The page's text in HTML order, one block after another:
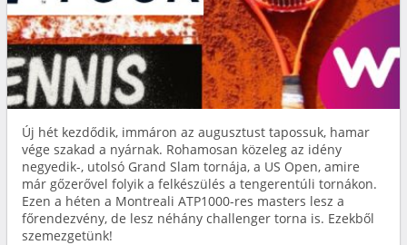
Új hét kezdődik, immáron az augusztust tapossuk, hamar
vége szakad a nyárnak. Rohamosan közeleg az idény
negyedik-, utolsó Grand Slam tornája, a US Open, amire
már gőzerővel folyik a felkészülés a tengerentúli tornákon.
Ezen a héten a Montreali ATP1000-res masters lesz a
főrendezvény, de lesz néhány challenger torna is. Ezekből
szemezgetünk!